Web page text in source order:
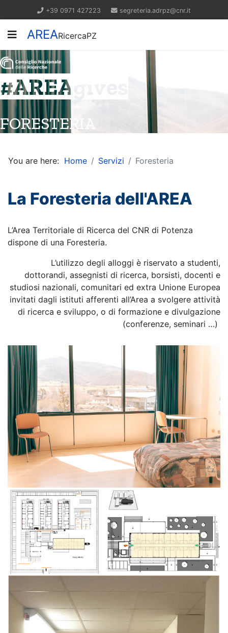
+39 0971 427223 segreteria.adrpz@cnr.it
AREARicercaPZ
#AREAgives
FORESTERIA
You are here: Home Servizi Foresteria
La Foresteria dell'AREA
L’Area Territoriale di Ricerca del CNR di Potenza
dispone di una Foresteria.
L’utilizzo degli alloggi è riservato a studenti,
dottorandi, assegnisti di ricerca, borsisti, docenti e
studiosi nazionali, comunitari ed extra Unione Europea
invitati dagli istituti afferenti all’Area a svolgere attività
di ricerca e sviluppo, o di formazione e divulgazione
(conferenze, seminari …)